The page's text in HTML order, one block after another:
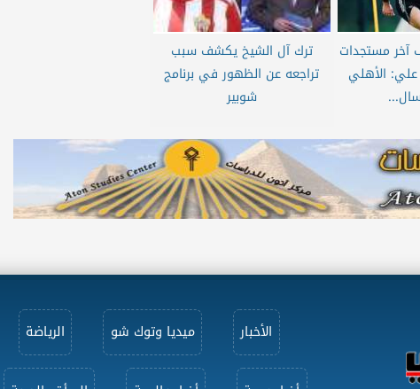
آخر مستجدات
الأهلي
ترك آل الشيخ يكشف سبب
تراجعه عن الظهور في برنامج
شوبير
الأخبار ميديا وتوك شو الرياضة